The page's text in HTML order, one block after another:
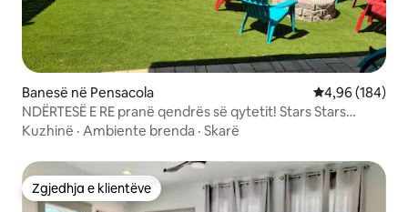
Banesë në Pensacola Vlerësimi
4,96 (184)
NDËRTESË E RE pranë qendrës së qytetit! Stars Stars
Stripes & Salt Life
Kuzhinë · Ambiente brenda · Skarë
Zgjedhja e klientëve
Zgjedhja e klientëve